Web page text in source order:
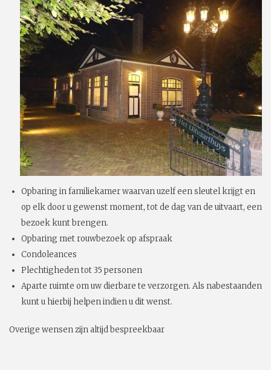
Opbaring in familiekamer waarvan uzelf een sleutel krijgt en
op elk door u gewenst moment, tot de dag van de uitvaart, een
bezoek kunt brengen.
Opbaring met rouwbezoek op afspraak
Condoleances
Plechtigheden tot 35 personen
Aparte ruimte om uw dierbare te verzorgen. Als nabestaanden
kunt u hierbij helpen indien u dit wenst.
Overige wensen zijn altijd bespreekbaar